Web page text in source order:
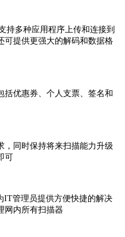
支持多种应用程序上传和连接到
还可提供更强大的解码和数据格
优惠券、个人支票、签名和
，同时保持将来扫描能力升级
可
IT管理员提供方便快捷的解决
网内所有扫描器